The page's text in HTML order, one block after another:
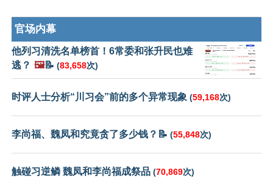
官场内幕
他列习清洗名单榜首！6常委和张升民也难
逃？ 🖼️📝 (83,658次)
时评人士分析“川习会”前的多个异常现象 (59,168次)
李尚福、魏凤和究竟贪了多少钱？📝 (55,848次)
触碰习逆鳞 魏凤和李尚福成祭品 (70,869次)